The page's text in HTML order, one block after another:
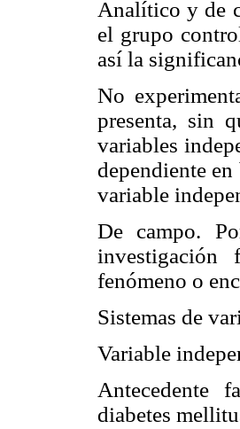
Analítico y de
el grupo
así la
No
presenta, sin
variables
dependiente
variable
De campo.
fenómeno o
Sistemas de
Variable
Antecedente
diabetes